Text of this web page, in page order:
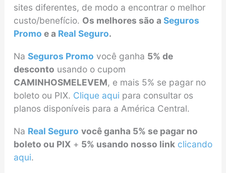
sites diferentes, de modo a encontrar o melhor
custo/benefício. Os melhores são a Seguros
Promo e a Real Seguro.
Na Seguros Promo você ganha 5% de
desconto usando o cupom
CAMINHOSMELEVEM, e mais 5% se pagar no
boleto ou PIX. Clique aqui para consultar os
planos disponíveis para a América Central.
Na Real Seguro você ganha 5% se pagar no
boleto ou PIX+ 5% usando nosso link clicando
aqui.